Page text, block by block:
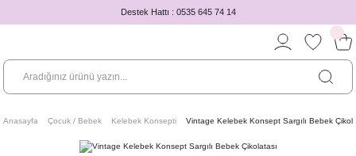
Destek Hattı : 0535 645 74 14
Anasayfa Çocuk / Bebek Kelebek Konsepti Vintage Kelebek Konsept Sargılı Bebek